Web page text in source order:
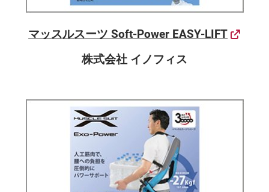
マッスルスーツ Soft-Power EASY-LIFT
株式会社 イノフィス